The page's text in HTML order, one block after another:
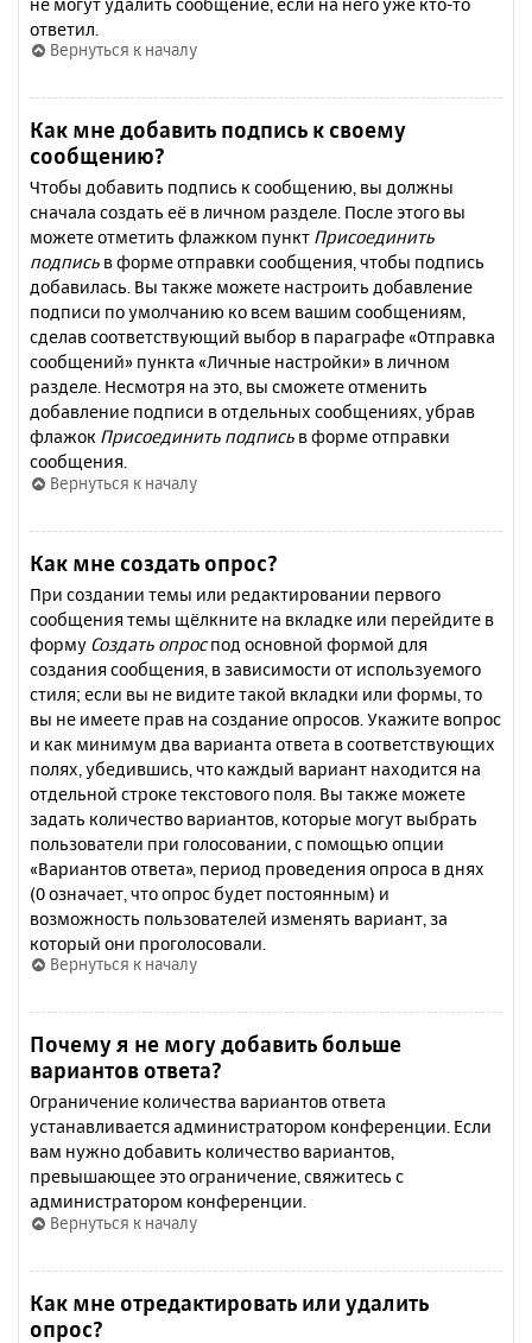
ответил.
Вернуться к началу
Как мне добавить подпись к своему
сообщению?
Чтобы добавить подпись к сообщению, вы должны
сначала создать её в личном разделе. После этого вы
можете отметить флажком пункт Присоединить
подпись в форме отправки сообщения, чтобы подпись
добавилась. Вы также можете настроить добавление
подписи по умолчанию ко всем вашим сообщениям,
сделав соответствующий выбор в параграфе «Отправка
сообщений» пункта «Личные настройки» в личном
разделе. Несмотря на это, вы сможете отменить
добавление подписи в отдельных сообщениях, убрав
флажок Присоединить подпись в форме отправки
сообщения.
Вернуться к началу
Как мне создать опрос?
При создании темы или редактировании первого
сообщения темы щёлкните на вкладке или перейдите в
форму Создать опроспод основной формой для
создания сообщения, в зависимости от используемого
стиля; если вы не видите такой вкладки или формы, то
вы не имеете прав на создание опросов. Укажите вопрос
и как минимум два варианта ответа в соответствующих
полях, убедившись, что каждый вариант находится на
отдельной строке текстового поля. Вы также можете
задать количество вариантов, которые могут выбрать
пользователи при голосовании, с помощью опции
«Вариантов ответа», период проведения опроса в днях
(0 означает, что опрос будет постоянным) и
возможность пользователей изменять вариант, за
который они проголосовали.
Вернуться к началу
Почему я не могу добавить больше
вариантов ответа?
Ограничение количества вариантов ответа
устанавливается администратором конференции. Если
вам нужно добавить количество вариантов,
превышающее это ограничение, свяжитесь с
администратором конференции.
Вернуться к началу
Как мне отредактировать или удалить
опрос?